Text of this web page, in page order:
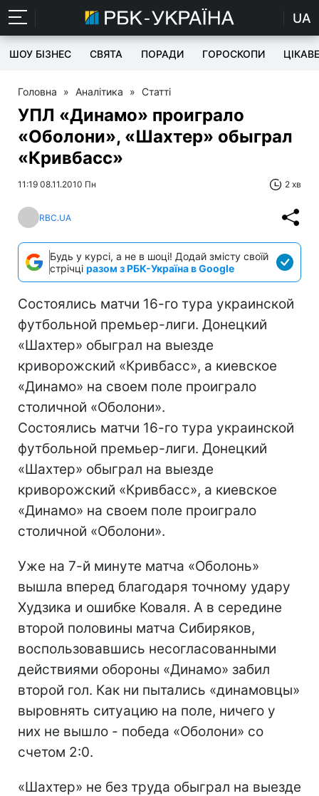
UA
ШОУ БІЗНЕС СВЯТА ПОРАДИ ГОРОСКОПИ ЦІКАВЕ
Головна » Аналітика » Статті
УПЛ «Динамо» проиграло
«Оболони», «Шахтер» обыграл
«Кривбасс»
11:19 08.11.2010 Пн 2 хв
RBC.UA
Будь у курсі, а не в шоці! Додай змісту своїй
стрічці разом з РБК-Україна в Google
Состоялись матчи 16-го тура украинской
футбольной премьер-лиги. Донецкий
«Шахтер» обыграл на выезде
криворожский «Кривбасс», а киевское
«Динамо» на своем поле проиграло
столичной «Оболони».
Состоялись матчи 16-го тура украинской
футбольной премьер-лиги. Донецкий
«Шахтер» обыграл на выезде
криворожский «Кривбасс», а киевское
«Динамо» на своем поле проиграло
столичной «Оболони».
Уже на 7-й минуте матча «Оболонь»
вышла вперед благодаря точному удару
Худзика и ошибке Коваля. А в середине
второй половины матча Сибиряков,
воспользовавшись несогласованными
действиями обороны «Динамо» забил
второй гол. Как ни пытались «динамовцы»
выровнять ситуацию на поле, ничего у
них не вышло - победа «Оболони» со
счетом 2:0.
«Шахтер» не без труда обыграл на выезде